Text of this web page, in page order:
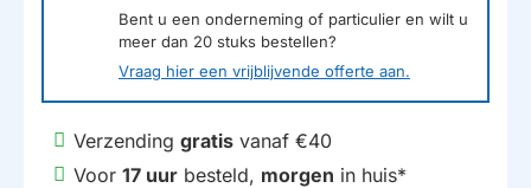
Bent u een onderneming of particulier en wilt u
meer dan 20 stuks bestellen?
Vraag hier een vrijblijvende offerte aan.
Verzending gratis vanaf €40
Voor 17 uur besteld, morgen in huis*